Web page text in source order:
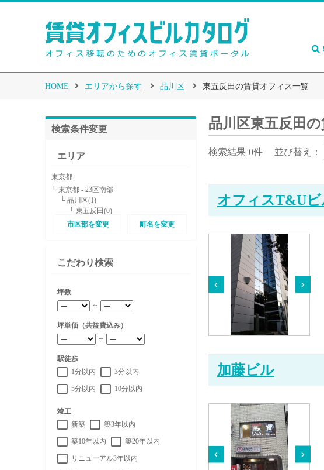
HOME エリアから探す 品川区 東五反田の賃貸オフィス一覧
検索条件変更
エリア
東京都
└ 東京都 - 23区南部
└ 品川区(1)
└ 東五反田(0)
市区部を変更
町名を変更
こだわり検索
坪数
～
坪単価（共益費込み）
～
駅徒歩
1分以内
3分以内
5分以内 10分以内
竣工
新築
築3年以内
築10年以内 築20年以内
リニューアル3年以内
品川区東五反田
検索結果 0件 並び替え：
オフィスT&Uビ
加藤ビル